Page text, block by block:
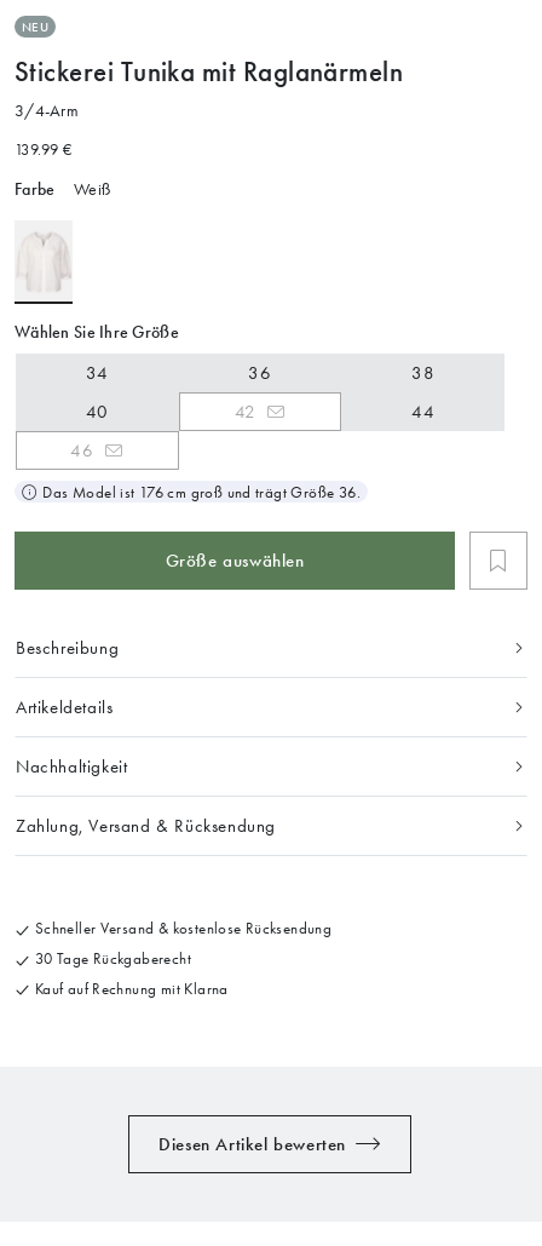
NEU
Stickerei Tunika mit Raglanärmeln
3/4-Arm
139.99 €
Farbe Weiß
Wählen Sie Ihre Größe
34 36
38
40
42
44
46
Das Model ist 176 cm groß und trägt Größe 36.
Größe auswählen
Beschreibung
Artikeldetails
Nachhaltigkeit
Zahlung, Versand & Rücksendung
Schneller Versand & kostenlose Rücksendung
30 Tage Rückgaberecht
Kauf auf Rechnung mit Klarna
Diesen Artikel bewerten